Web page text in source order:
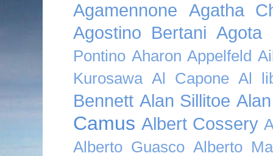
Agamennone
Agatha
Agostino Bertani Agota
Pontino Aharon Appelfeld
Kurosawa Al Capone Al
Bennett Alan Sillitoe
Camus Albert Cossery
Alberto Guasco Alberto